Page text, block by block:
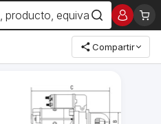
Compartir